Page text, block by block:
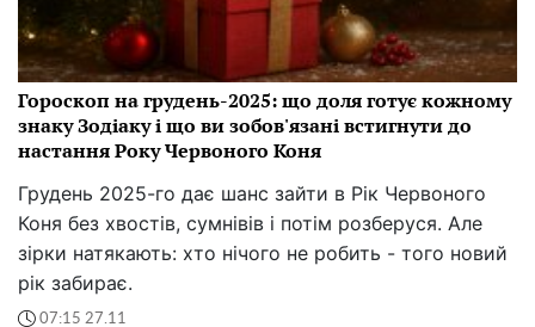
Гороскоп на грудень-2025: що доля готує кожному
знаку Зодіаку і що ви зобов'язані встигнути до
настання Року Червоного Коня
Грудень 2025-го дає шанс зайти в Рік Червоного
Коня без хвостів, сумнівів і потім розберуся. Але
зірки натякають: хто нічого не робить - того новий
рік забирає.
07:15 27.11